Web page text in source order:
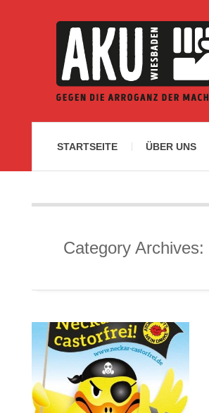
STARTSEITE ÜBER UNS
Category Archives: